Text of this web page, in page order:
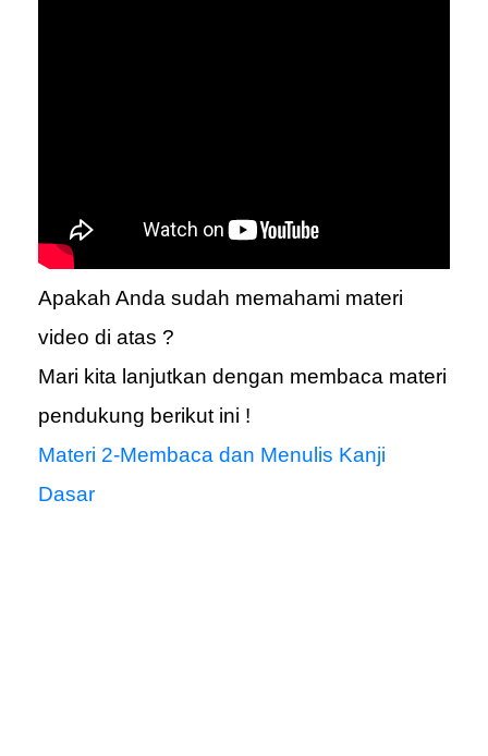
Apakah Anda sudah memahami materi
video di atas ?
Mari kita lanjutkan dengan membaca materi
pendukung berikut ini !
Materi 2-Membaca dan Menulis Kanji
Dasar